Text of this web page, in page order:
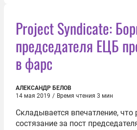
Project Syndicate:
председателя ЕЦБ
в фарс
АЛЕКСАНДР БЕЛОВ
14 мая 2019 / Время чтения 3 мин
Складывается впечатление, что
состязание за пост